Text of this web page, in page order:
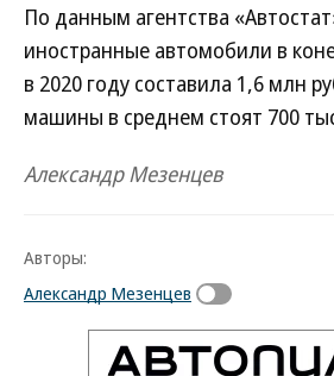
По данным агентства
иностранные автомобили в
в 2020 году составила 1,6 млн
машины в среднем стоят 700
Александр Мезенцев
Авторы:
Александр Мезенцев